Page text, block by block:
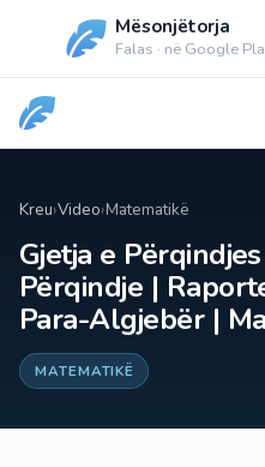
Mësonjëtorja
Falas · në Google
Kreu›Video›Matematikë
Gjetja e
Përqindje |
Para-Algjebër |
MATEMATIKË